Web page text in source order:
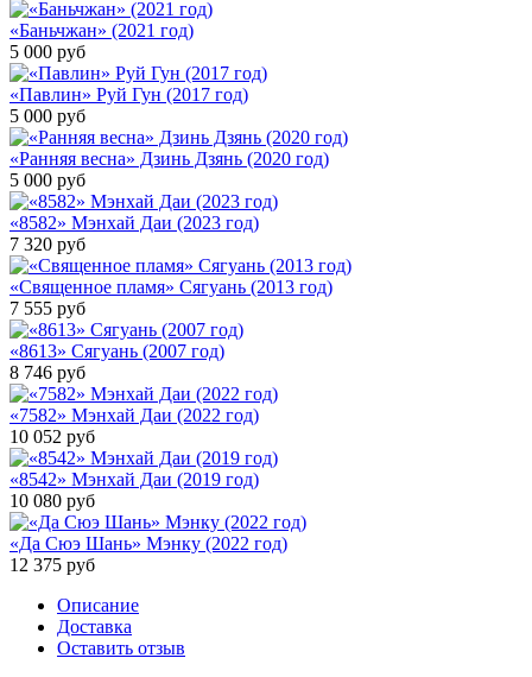
«Баньчжан» (2021 год)
5 000 руб
«Павлин» Руй Гун (2017 год)
5 000 руб
«Ранняя весна» Дзинь Дзянь (2020 год)
5 000 руб
«8582» Мэнхай Даи (2023 год)
7 320 руб
«Священное пламя» Сягуань (2013 год)
7 555 руб
«8613» Сягуань (2007 год)
8 746 руб
«7582» Мэнхай Даи (2022 год)
10 052 руб
«8542» Мэнхай Даи (2019 год)
10 080 руб
«Да Сюэ Шань» Мэнку (2022 год)
12 375 руб
Описание
Доставка
Оставить отзыв